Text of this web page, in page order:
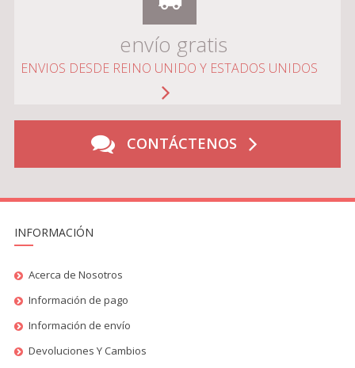
envío gratis
ENVIOS DESDE REINO UNIDO Y ESTADOS UNIDOS
CONTÁCTENOS
INFORMACIÓN
Acerca de Nosotros
Información de pago
Información de envío
Devoluciones Y Cambios